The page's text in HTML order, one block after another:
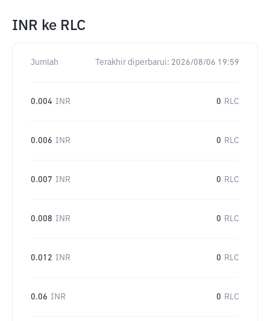
INR ke RLC
Jumlah Terakhir diperbarui: 2026/08/06 19:59
0.004 INR 0 RLC
0.006 INR 0 RLC
0.007 INR 0 RLC
0.008 INR 0 RLC
0.012 INR 0 RLC
0.06 INR 0 RLC